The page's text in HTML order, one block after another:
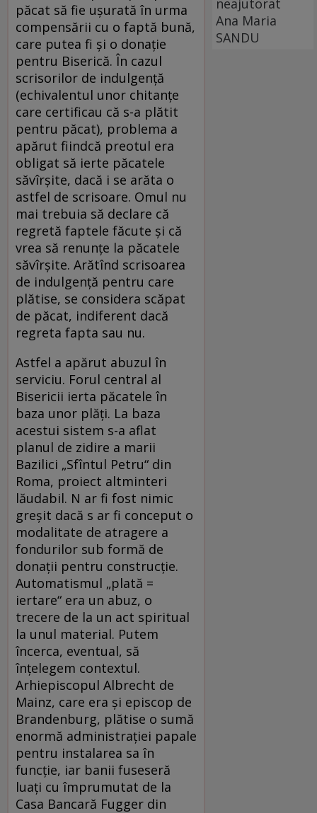
păcat să fie ușurată în urma
compensării cu o faptă bună,
care putea fi și o donație
pentru Biserică. În cazul
scrisorilor de indulgență
(echivalentul unor chitanțe
care certificau că s-a plătit
pentru păcat), problema a
apărut fiindcă preotul era
obligat să ierte păcatele
săvîrșite, dacă i se arăta o
astfel de scrisoare. Omul nu
mai trebuia să declare că
regretă faptele făcute și că
vrea să renunțe la păcatele
săvîrșite. Arătînd scrisoarea
de indulgență pentru care
plătise, se considera scăpat
de păcat, indiferent dacă
regreta fapta sau nu.
Astfel a apărut abuzul în
serviciu. Forul central al
Bisericii ierta păcatele în
baza unor plăți. La baza
acestui sistem s-a aflat
planul de zidire a marii
Bazilici „Sfîntul Petru“ din
Roma, proiect altminteri
lăudabil. N ar fi fost nimic
greșit dacă s ar fi conceput o
modalitate de atragere a
fondurilor sub formă de
donații pentru construcție.
Automatismul „plată =
iertare“ era un abuz, o
trecere de la un act spiritual
la unul material. Putem
încerca, eventual, să
înțelegem contextul.
Arhiepiscopul Albrecht de
Mainz, care era și episcop de
Brandenburg, plătise o sumă
enormă administrației papale
pentru instalarea sa în
funcție, iar banii fuseseră
luați cu împrumutat de la
Casa Bancară Fugger din
neajutorat
Ana Maria
SANDU